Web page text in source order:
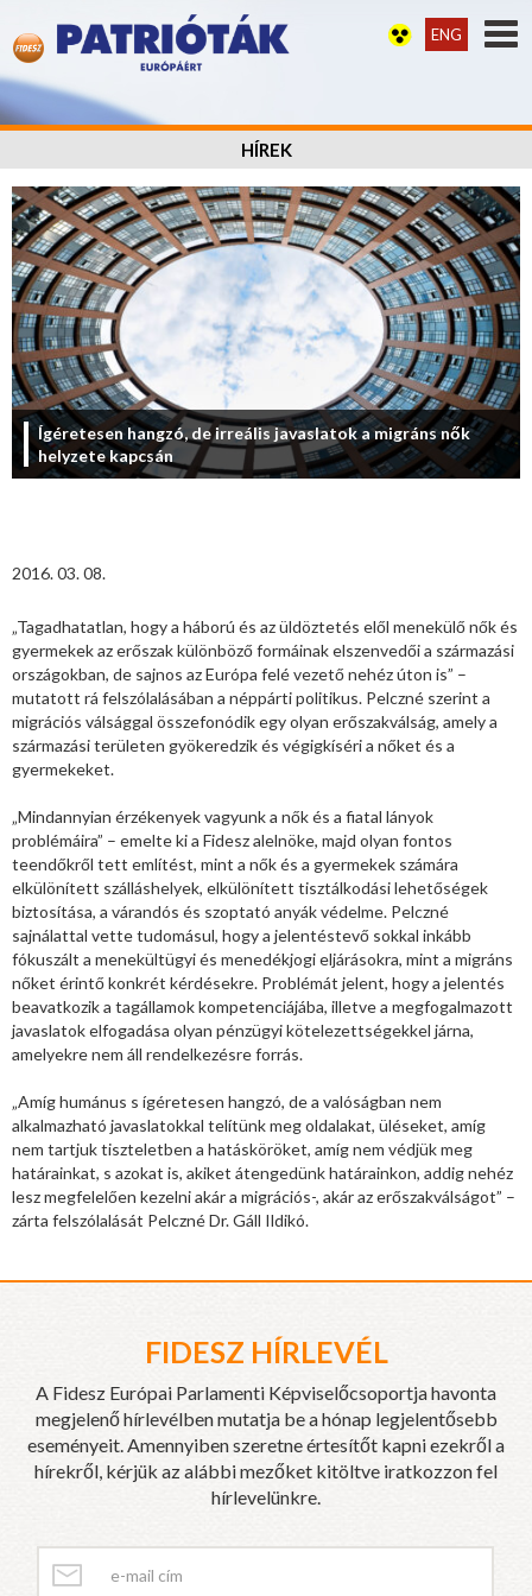
ENG
HÍREK
Ígéretesen hangzó, de irreális javaslatok a migráns nők
helyzete kapcsán
2016. 03. 08.
„Tagadhatatlan, hogy a háború és az üldöztetés elől menekülő nők és
gyermekek az erőszak különböző formáinak elszenvedői a származási
országokban, de sajnos az Európa felé vezető nehéz úton is” –
mutatott rá felszólalásában a néppárti politikus. Pelczné szerint a
migrációs válsággal összefonódik egy olyan erőszakválság, amely a
származási területen gyökeredzik és végigkíséri a nőket és a
gyermekeket.
„Mindannyian érzékenyek vagyunk a nők és a fiatal lányok
problémáira” – emelte ki a Fidesz alelnöke, majd olyan fontos
teendőkről tett említést, mint a nők és a gyermekek számára
elkülönített szálláshelyek, elkülönített tisztálkodási lehetőségek
biztosítása, a várandós és szoptató anyák védelme. Pelczné
sajnálattal vette tudomásul, hogy a jelentéstevő sokkal inkább
fókuszált a menekültügyi és menedékjogi eljárásokra, mint a migráns
nőket érintő konkrét kérdésekre. Problémát jelent, hogy a jelentés
beavatkozik a tagállamok kompetenciájába, illetve a megfogalmazott
javaslatok elfogadása olyan pénzügyi kötelezettségekkel járna,
amelyekre nem áll rendelkezésre forrás.
„Amíg humánus s ígéretesen hangzó, de a valóságban nem
alkalmazható javaslatokkal telítünk meg oldalakat, üléseket, amíg
nem tartjuk tiszteletben a hatásköröket, amíg nem védjük meg
határainkat, s azokat is, akiket átengedünk határainkon, addig nehéz
lesz megfelelően kezelni akár a migrációs-, akár az erőszakválságot” –
zárta felszólalását Pelczné Dr. Gáll Ildikó.
FIDESZ HÍRLEVÉL
A Fidesz Európai Parlamenti Képviselőcsoportja havonta
megjelenő hírlevélben mutatja be a hónap legjelentősebb
eseményeit. Amennyiben szeretne értesítőt kapni ezekről a
hírekről, kérjük az alábbi mezőket kitöltve iratkozzon fel
hírlevelünkre.